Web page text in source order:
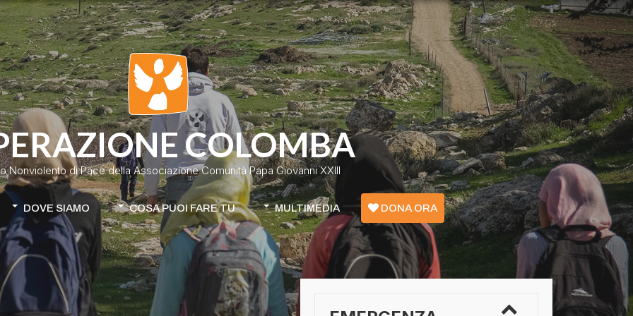
COLOMBA
Nonviolento di Pace della Associazione Comunità Papa Giovanni XXIII
DOVE SIAMO
Colombia
Cile-Mapuche
Emergenza Confini - Grecia
COSA PUOI FARE TU
Donazione classica
Donazione continuativa
Apri la tua raccolta fondi
MULTIMEDIA DONA ORA